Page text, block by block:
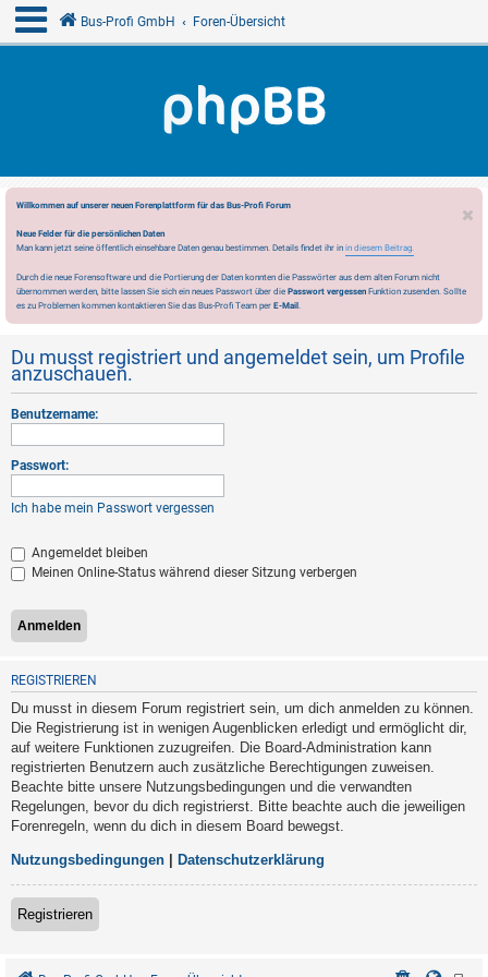
Bus-Profi GmbH Foren-Übersicht
Willkommen auf unserer neuen Forenplattform für das Bus-Profi Forum
Neue Felder für die persönlichen Daten
Man kann jetzt seine öffentlich einsehbare Daten genau bestimmen. Details findet ihr in in diesem Beitrag.
Durch die neue Forensoftware und die Portierung der Daten konnten die Passwörter aus dem alten Forum nicht
übernommen werden, bitte lassen Sie sich ein neues Passwort über die Passwort vergessen Funktion zusenden. Sollte
es zu Problemen kommen kontaktieren Sie das Bus-Profi Team per E-Mail.
Du musst registriert und angemeldet sein, um Profile
anzuschauen.
Benutzername:
Passwort:
Ich habe mein Passwort vergessen
Angemeldet bleiben
Meinen Online-Status während dieser Sitzung verbergen
REGISTRIEREN
Du musst in diesem Forum registriert sein, um dich anmelden zu können.
Die Registrierung ist in wenigen Augenblicken erledigt und ermöglicht dir,
auf weitere Funktionen zuzugreifen. Die Board-Administration kann
registrierten Benutzern auch zusätzliche Berechtigungen zuweisen.
Beachte bitte unsere Nutzungsbedingungen und die verwandten
Regelungen, bevor du dich registrierst. Bitte beachte auch die jeweiligen
Forenregeln, wenn du dich in diesem Board bewegst.
Nutzungsbedingungen Datenschutzerklärung
Registrieren